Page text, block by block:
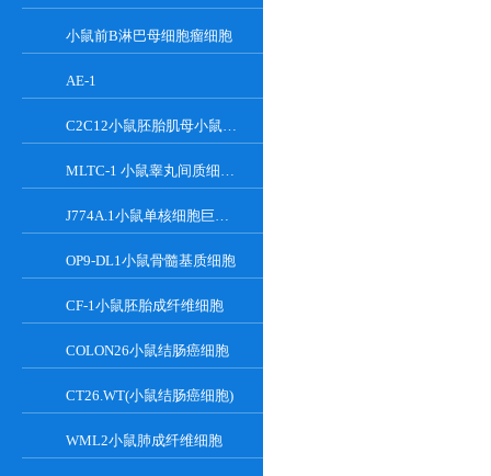
小鼠前B淋巴母细胞瘤细胞
AE-1
C2C12小鼠胚胎肌母小鼠胚胎肌母细胞
MLTC-1 小鼠睾丸间质细胞瘤细胞系
J774A.1小鼠单核细胞巨噬细胞
OP9-DL1小鼠骨髓基质细胞
CF-1小鼠胚胎成纤维细胞
COLON26小鼠结肠癌细胞
CT26.WT(小鼠结肠癌细胞)
WML2小鼠肺成纤维细胞